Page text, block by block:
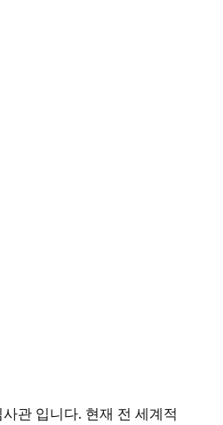
관 입니다. 현재 전 세계적